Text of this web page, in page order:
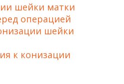
шейки матки
операцией
шейки
к конизации